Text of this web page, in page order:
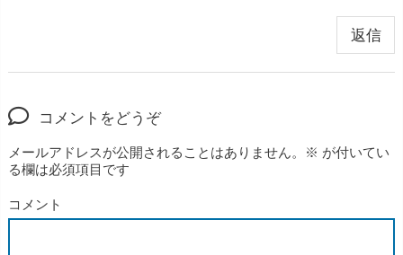
返信
コメントをどうぞ
メールアドレスが公開されることはありません。 ※ が付いてい
る欄は必須項目です
コメント